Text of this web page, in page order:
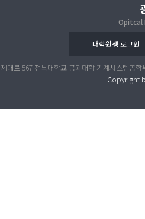
대학원생 로그인
대로 567 전북대학교 공과대학 기계시스템
Copyright